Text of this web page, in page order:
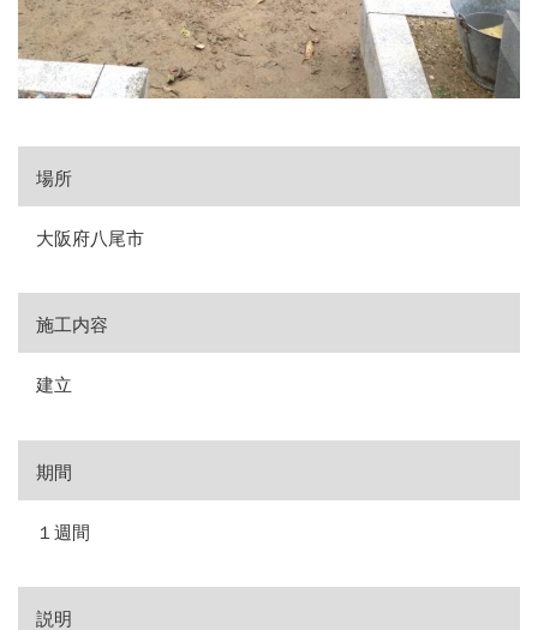
場所
大阪府八尾市
施工内容
建立
期間
１週間
説明